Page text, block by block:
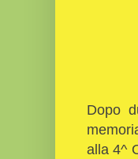
Dopo
alla 4^